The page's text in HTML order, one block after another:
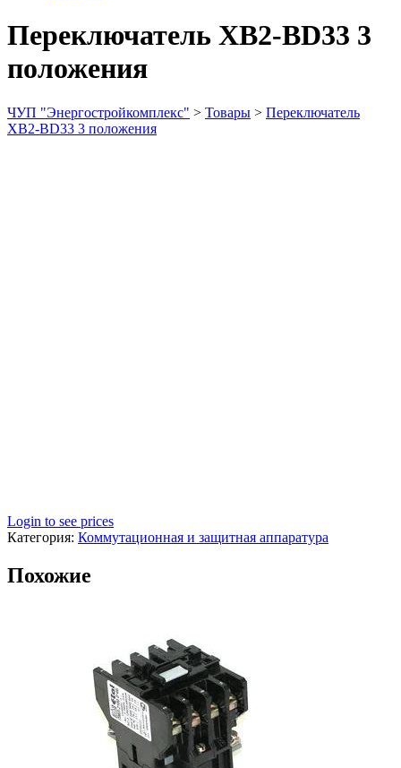
Переключатель ХВ2-ВD33 3
положения
ЧУП "Энергостройкомплекс" > Товары > Переключатель
ХВ2-ВD33 3 положения
Login to see prices
Категория: Коммутационная и защитная аппаратура
Похожие